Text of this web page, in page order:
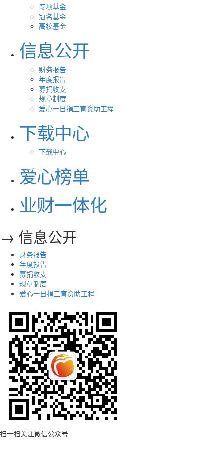
专项基金
冠名基金
高校基金
信息公开
财务报告
年度报告
募捐收支
规章制度
爱心一日捐三育资助工程
下载中心
下载中心
爱心榜单
业财一体化
→ 信息公开
财务报告
年度报告
募捐收支
规章制度
爱心一日捐三育资助工程
扫一扫关注微信公众号